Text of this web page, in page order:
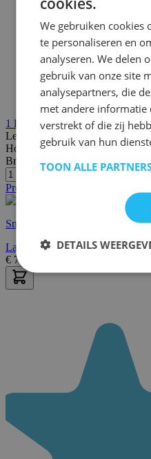
1 Review
Lengte:
196 cm
Hoogte:6 cm
Breedte/diepte: 89 cm
Promo
Snelle levering
Lattenbodem Basic 13 latten -
€ 79,95
We gebruiken cookies
te personaliseren en
analyseren. We delen
gebruik van onze site
analysepartners, die
met andere informatie
verstrekt of die zij
gebruik van hun
TOON ALLE
DETAILS